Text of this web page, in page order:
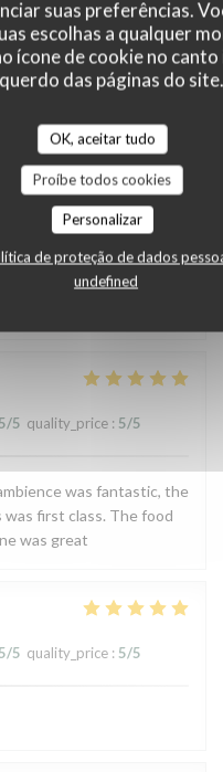
suas preferências.
escolhas a qualquer
ícone de cookie no
das páginas do
OK, aceitar tudo
Proíbe todos cookies
Personalizar
de proteção de dados
undefined
5/5 quality_price:4/5
quality_price:5/5
5/5 quality_price : 5/5
was fantastic, the
first class. The food
was great
/5 quality_price : 5/5